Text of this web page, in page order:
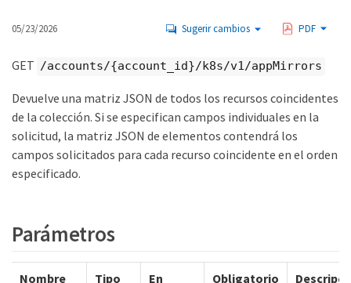
05/23/2026 Sugerir cambios PDF
GET /accounts/{account_id}/k8s/v1/appMirrors
Devuelve una matriz JSON de todos los recursos coincidentes
de la colección. Si se especifican campos individuales en la
solicitud, la matriz JSON de elementos contendrá los
campos solicitados para cada recurso coincidente en el orden
especificado.
Parámetros
Nombre Tipo En Obligatorio